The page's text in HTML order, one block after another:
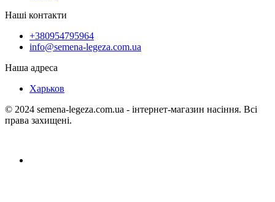
Наші контакти
+380954795964
info@semena-legeza.com.ua
Наша адреса
Харьков
© 2024 semena-legeza.com.ua - інтернет-магазин насіння. Всі
права захищені.